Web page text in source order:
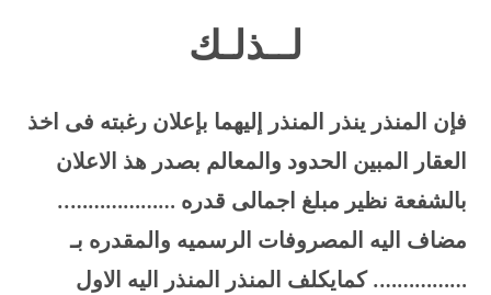
لــذلـك
فإن المنذر ينذر المنذر إليهما بإعلان رغبته فى اخذ
العقار المبين الحدود والمعالم بصدر هذ الاعلان
بالشفعة نظير مبلغ اجمالى قدره ………………..
مضاف اليه المصروفات الرسميه والمقدره بـ
……………. كمايكلف المنذر المنذر اليه الاول